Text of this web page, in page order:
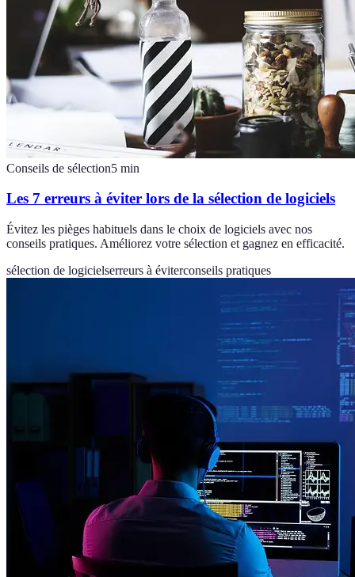
Conseils de sélection5 min
Les 7 erreurs à éviter lors de la sélection de logiciels
Évitez les pièges habituels dans le choix de logiciels avec nos
conseils pratiques. Améliorez votre sélection et gagnez en efficacité.
sélection de logicielserreurs à éviterconseils pratiques